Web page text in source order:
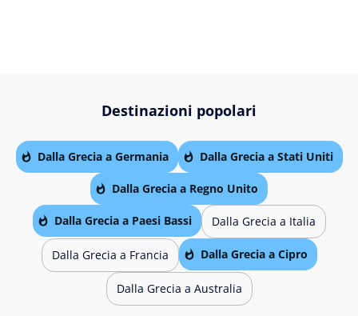
Destinazioni popolari
Dalla Grecia a Germania Dalla Grecia a Stati Uniti
Dalla Grecia a Regno Unito
Dalla Grecia a Paesi Bassi Dalla Grecia a Italia
Dalla Grecia a Francia Dalla Grecia a Cipro
Dalla Grecia a Australia